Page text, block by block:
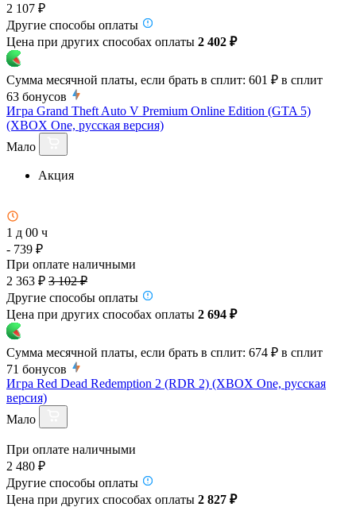
2 107 ₽
Другие способы оплаты
Цена при других способах оплаты 2 402 ₽
Сумма месячной платы, если брать в сплит: 601 ₽ в сплит
63 бонусов
Игра Grand Theft Auto V Premium Online Edition (GTA 5)
(XBOX One, русская версия)
Мало
Акция
1 д 00 ч
- 739 ₽
При оплате наличными
2 363 ₽ 3 102 ₽
Другие способы оплаты
Цена при других способах оплаты 2 694 ₽
Сумма месячной платы, если брать в сплит: 674 ₽ в сплит
71 бонусов
Игра Red Dead Redemption 2 (RDR 2) (XBOX One, русская
версия)
Мало
При оплате наличными
2 480 ₽
Другие способы оплаты
Цена при других способах оплаты 2 827 ₽